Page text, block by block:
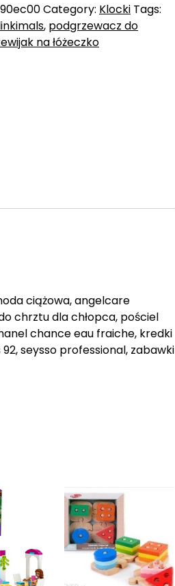
Category: Klocki Tags:
, podgrzewacz do
na łóżeczko
ciążowa, angelcare
chrztu dla chłopca, pościel
chance eau fraiche, kredki
seysso professional, zabawki